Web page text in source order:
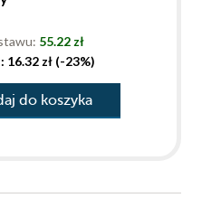
55.22 zł
16.32 zł (-23%)
do koszyka